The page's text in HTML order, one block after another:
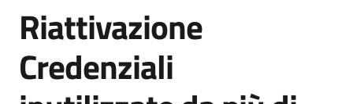
Servizi
Menu selezionato
Leggi
Riattivazione
Credenziali